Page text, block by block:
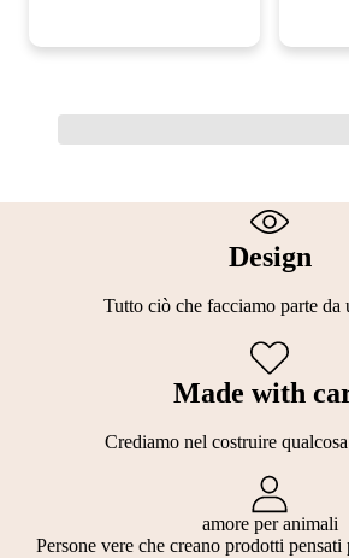
Design
Tutto ciò che facciamo parte da
Made with
Crediamo nel costruire
amore per animali
Persone vere che creano prodotti pensati